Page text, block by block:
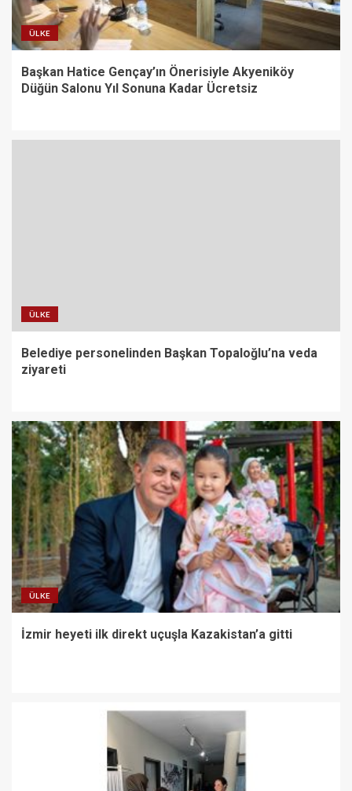
ÜLKE
Başkan Hatice Gençay’ın Önerisiyle Akyeniköy
Düğün Salonu Yıl Sonuna Kadar Ücretsiz
ÜLKE
Belediye personelinden Başkan Topaloğlu’na veda
ziyareti
ÜLKE
İzmir heyeti ilk direkt uçuşla Kazakistan’a gitti